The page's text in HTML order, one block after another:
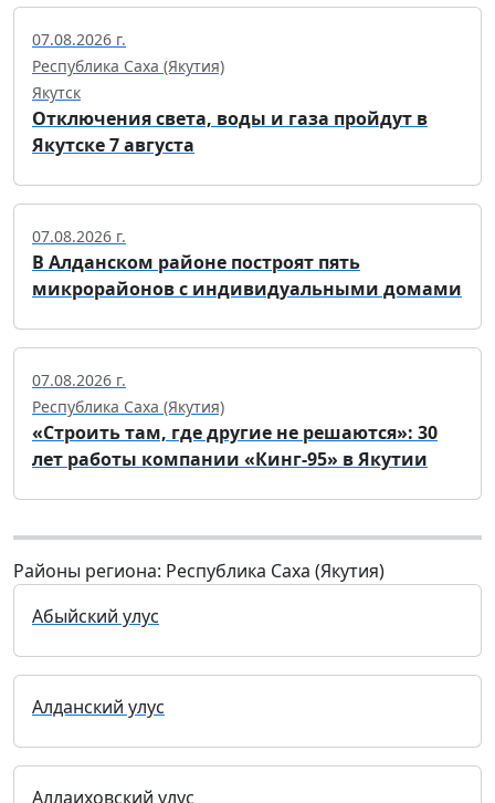
07.08.2026 г.
Республика Саха (Якутия)
Якутск
Отключения света, воды и газа пройдут в
Якутске 7 августа
07.08.2026 г.
В Алданском районе построят пять
микрорайонов с индивидуальными домами
07.08.2026 г.
Республика Саха (Якутия)
«Строить там, где другие не решаются»: 30
лет работы компании «Кинг-95» в Якутии
Районы региона: Республика Саха (Якутия)
Абыйский улус
Алданский улус
Аллаиховский улус